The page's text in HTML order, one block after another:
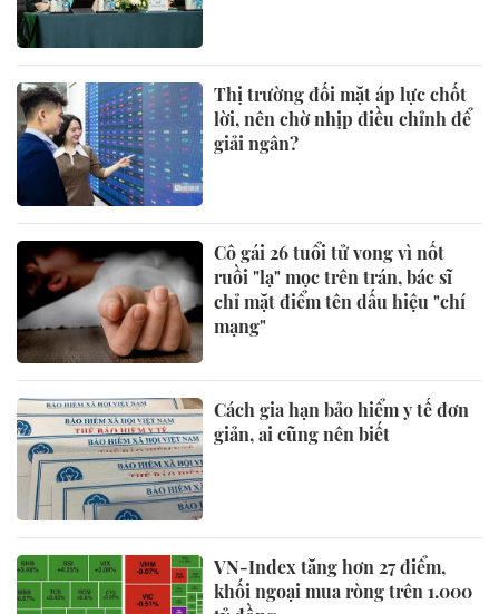
Thị trường đối mặt áp lực chốt
lời, nên chờ nhịp điều chỉnh để
giải ngân?
Cô gái 26 tuổi tử vong vì nốt
ruồi "lạ" mọc trên trán, bác sĩ
chỉ mặt điểm tên dấu hiệu "chí
mạng"
Cách gia hạn bảo hiểm y tế đơn
giản, ai cũng nên biết
VN-Index tăng hơn 27 điểm,
khối ngoại mua ròng trên 1.000